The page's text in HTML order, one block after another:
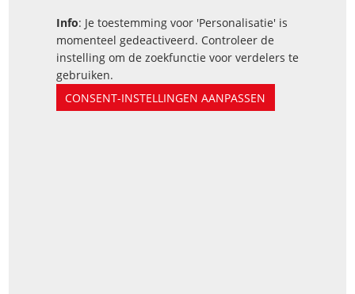
Info: Je toestemming voor 'Personalisatie' is
momenteel gedeactiveerd. Controleer de
instelling om de zoekfunctie voor verdelers te
gebruiken.
CONSENT-INSTELLINGEN AANPASSEN